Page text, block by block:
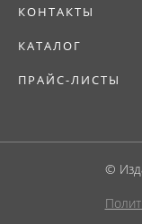
КОНТАКТЫ
КАТАЛОГ
ПРАЙС-ЛИСТЫ
©